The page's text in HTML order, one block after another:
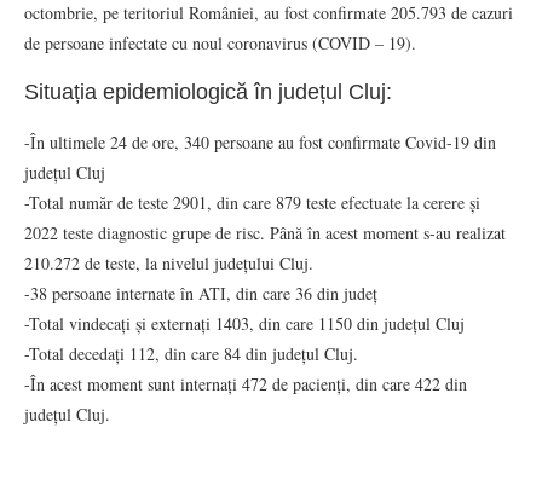
octombrie, pe teritoriul României, au fost confirmate 205.793 de cazuri
de persoane infectate cu noul coronavirus (COVID – 19).
Situația epidemiologică în județul Cluj:
-În ultimele 24 de ore, 340 persoane au fost confirmate Covid-19 din
județul Cluj
-Total număr de teste 2901, din care 879 teste efectuate la cerere și
2022 teste diagnostic grupe de risc. Până în acest moment s-au realizat
210.272 de teste, la nivelul județului Cluj.
-38 persoane internate în ATI, din care 36 din județ
-Total vindecați și externați 1403, din care 1150 din județul Cluj
-Total decedați 112, din care 84 din județul Cluj.
-În acest moment sunt internați 472 de pacienți, din care 422 din
județul Cluj.